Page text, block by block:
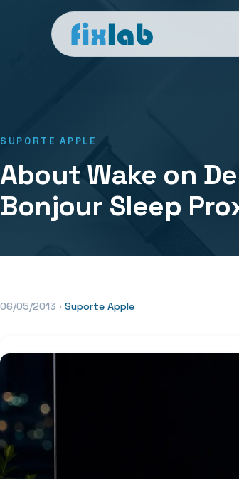
SUPORTE APPLE
About Wake on
Bonjour Sleep
06/05/2013 · Suporte Apple